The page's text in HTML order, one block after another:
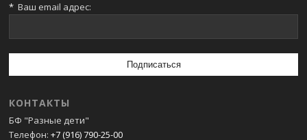
* Ваш email адрес:
КОНТАКТЫ
БФ "Разные дети"
Телефон: +7 (916) 790-25-00